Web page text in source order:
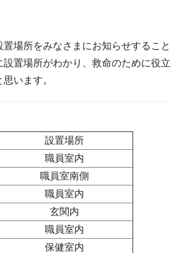
場所をみなさまにお知らせすること
設置場所がわかり、救命のために役立
思います。
設置場所
職員室内
職員室南側
職員室内
玄関内
職員室内
保健室内